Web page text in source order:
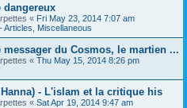
dangereux
« Fri May 23, 2014 7:07 am
Articles, Miscellaneous
messager du Cosmos, le martien ...
« Thu May 15, 2014 8:26 pm
- L'islam et la critique his
« Sat Apr 19, 2014 9:47 am